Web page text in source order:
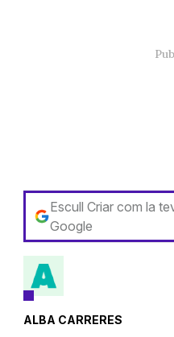
Escull Criar com la
Google
ALBA CARRERES